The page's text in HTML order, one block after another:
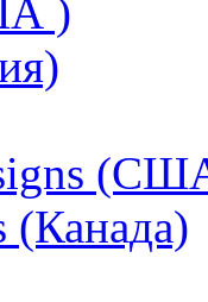
)
(Канада)